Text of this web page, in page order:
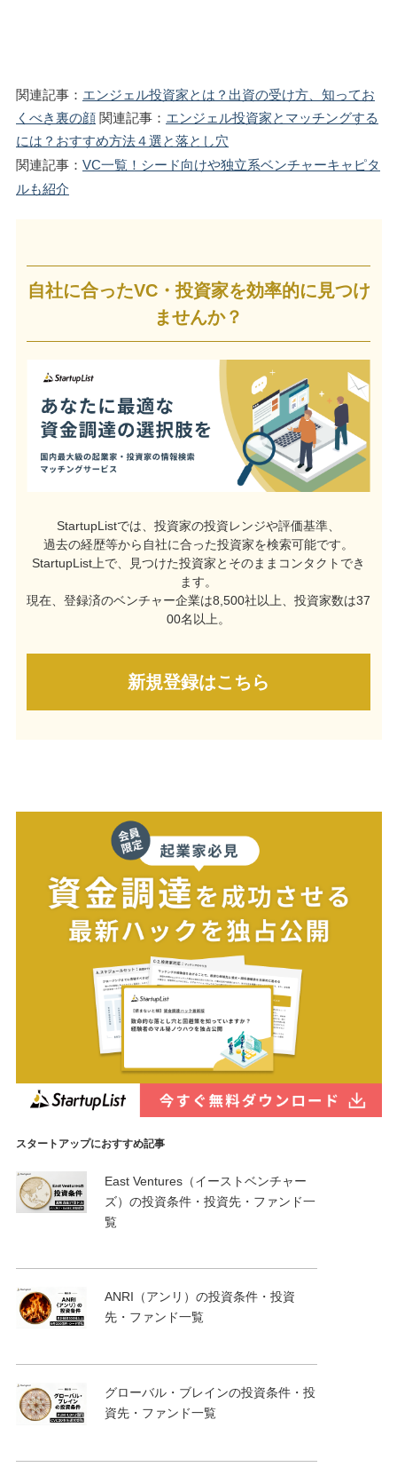
関連記事： エンジェル投資家とは？出資の受け方、知ってお
くべき裏の顔 関連記事： エンジェル投資家とマッチングする
には？おすすめ方法４選と落とし穴
関連記事： VC一覧！シード向けや独立系ベンチャーキャピタ
ルも紹介
自社に合ったVC・投資家を効率的に見つけ
ませんか？
StartupListでは、投資家の投資レンジや評価基準、
過去の経歴等から自社に合った投資家を検索可能です。
StartupList上で、見つけた投資家とそのままコンタクトでき
ます。
現在、登録済のベンチャー企業は8,500社以上、投資家数は37
00名以上。
新規登録はこちら
スタートアップにおすすめ記事
East Ventures（イーストベンチャー
ズ）の投資条件・投資先・ファンド一
覧
ANRI（アンリ）の投資条件・投資
先・ファンド一覧
グローバル・ブレインの投資条件・投
資先・ファンド一覧